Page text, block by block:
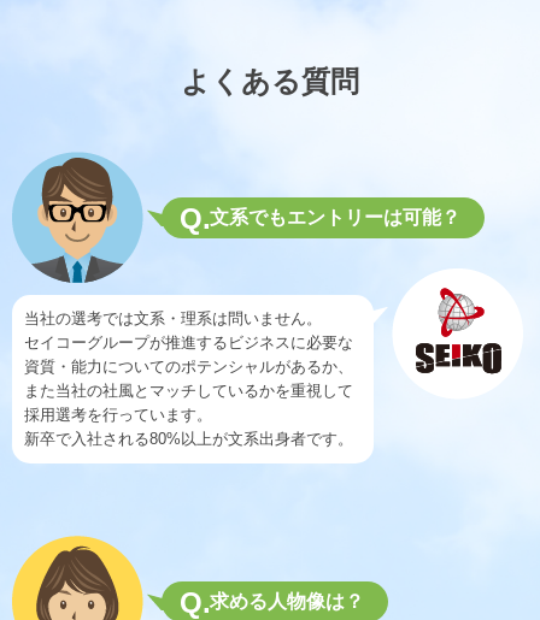
よくある質問
Q.文系でもエントリーは可能？
当社の選考では文系・理系は問いません。
セイコーグループが推進するビジネスに必要な
資質・能力についてのポテンシャルがあるか、
また当社の社風とマッチしているかを重視して
採用選考を行っています。
新卒で入社される80%以上が文系出身者です。
Q.求める人物像は？